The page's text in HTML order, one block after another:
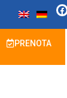
PRENOTA